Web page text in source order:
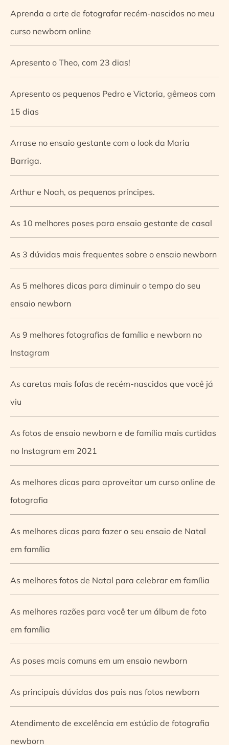
Aprenda a arte de fotografar recém-nascidos no meu
curso newborn online
Apresento o Theo, com 23 dias!
Apresento os pequenos Pedro e Victoria, gêmeos com
15 dias
Arrase no ensaio gestante com o look da Maria
Barriga.
Arthur e Noah, os pequenos príncipes.
As 10 melhores poses para ensaio gestante de casal
As 3 dúvidas mais frequentes sobre o ensaio newborn
As 5 melhores dicas para diminuir o tempo do seu
ensaio newborn
As 9 melhores fotografias de família e newborn no
Instagram
As caretas mais fofas de recém-nascidos que você já
viu
As fotos de ensaio newborn e de família mais curtidas
no Instagram em 2021
As melhores dicas para aproveitar um curso online de
fotografia
As melhores dicas para fazer o seu ensaio de Natal
em família
As melhores fotos de Natal para celebrar em família
As melhores razões para você ter um álbum de foto
em família
As poses mais comuns em um ensaio newborn
As principais dúvidas dos pais nas fotos newborn
Atendimento de excelência em estúdio de fotografia
newborn